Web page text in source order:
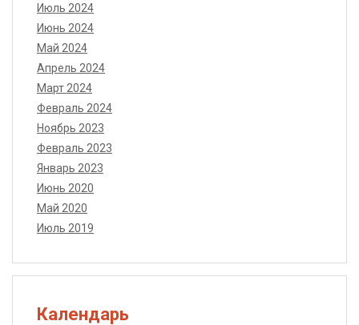
Июль 2024
Июнь 2024
Май 2024
Апрель 2024
Март 2024
Февраль 2024
Ноябрь 2023
Февраль 2023
Январь 2023
Июнь 2020
Май 2020
Июль 2019
Календарь